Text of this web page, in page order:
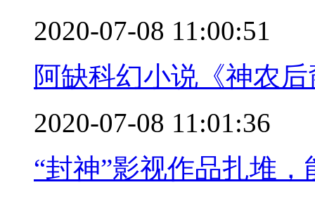
2020-07-08 11:00:51
阿缺科幻小说《神农
2020-07-08 11:01:36
“封神”影视作品扎堆